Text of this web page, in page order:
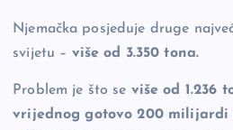
Njemačka posjeduje druge
svijetu – više od 3.350 tona.
Problem je što se više od 1.236
vrijednog gotovo 200